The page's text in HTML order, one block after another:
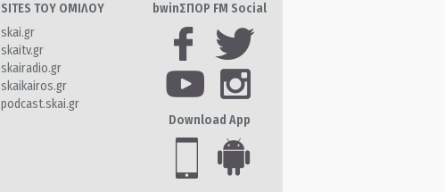
SITES ΤΟΥ ΟΜΙΛΟΥ
skai.gr
skaitv.gr
skairadio.gr
skaikairos.gr
podcast.skai.gr
bwinΣΠΟΡ FM Social
Download App